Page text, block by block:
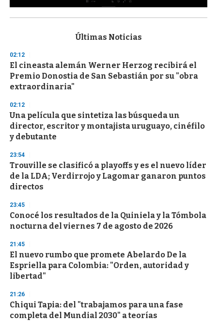
s
d
s
o
f
3
s
e
c
o
n
d
Últimas Noticias
02:12
El cineasta alemán Werner Herzog recibirá el
Premio Donostia de San Sebastián por su "obra
extraordinaria"
02:12
Una película que sintetiza las búsqueda un
director, escritor y montajista uruguayo, cinéfilo
y debutante
23:54
Trouville se clasificó a playoffs y es el nuevo líder
de la LDA; Verdirrojo y Lagomar ganaron puntos
directos
23:45
Conocé los resultados de la Quiniela y la Tómbola
nocturna del viernes 7 de agosto de 2026
21:45
El nuevo rumbo que promete Abelardo De la
Espriella para Colombia: "Orden, autoridad y
libertad"
21:26
Chiqui Tapia: del "trabajamos para una fase
completa del Mundial 2030" a teorías